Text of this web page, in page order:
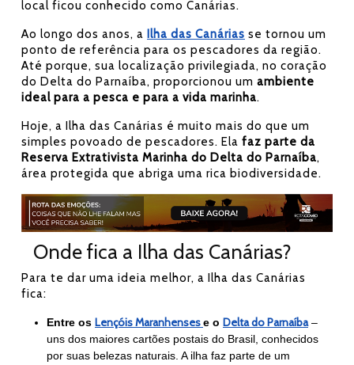
local ficou conhecido como Canárias.
Ao longo dos anos, a Ilha das Canárias se tornou um
ponto de referência para os pescadores da região.
Até porque, sua localização privilegiada, no coração
do Delta do Parnaíba, proporcionou um ambiente
ideal para a pesca e para a vida marinha.
Hoje, a Ilha das Canárias é muito mais do que um
simples povoado de pescadores. Ela faz parte da
Reserva Extrativista Marinha do Delta do Parnaíba,
área protegida que abriga uma rica biodiversidade.
Onde fica a Ilha das Canárias?
Para te dar uma ideia melhor, a Ilha das Canárias
fica:
Entre os Lençóis Maranhensese o Delta do Parnaíba–
uns dos maiores cartões postais do Brasil, conhecidos
por suas belezas naturais. A ilha faz parte de um